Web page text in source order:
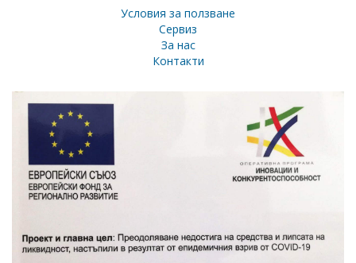
Условия за ползване
Сервиз
За нас
Контакти